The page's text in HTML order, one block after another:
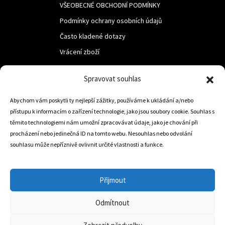
Spravovat souhlas
Abychom vám poskytli ty nejlepší zážitky, používáme k ukládání a/nebo
přístupu k informacím o zařízení technologie, jako jsou soubory cookie. Souhlas s
těmito technologiemi nám umožní zpracovávat údaje, jako je chování při
procházení nebo jedinečná ID na tomto webu. Nesouhlas nebo odvolání
souhlasu může nepříznivě ovlivnit určité vlastnosti a funkce.
Přijmout
Odmítnout
VŠEOBECNÉ OBCHODNÍ PODMÍNKY
Podmínky ochrany osobních údajů
Často kladené dotazy
Vrácení zboží
LUF s.r.o.
Nám. M.R.Štefanika 518,
Trstená 02801
info@dojezdovakola.com